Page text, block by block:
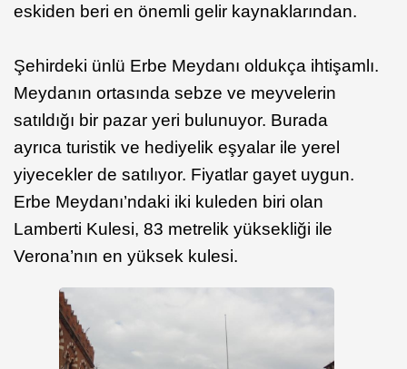
eskiden beri en önemli gelir kaynaklarından.
Şehirdeki ünlü Erbe Meydanı oldukça ihtişamlı.
Meydanın ortasında sebze ve meyvelerin
satıldığı bir pazar yeri bulunuyor. Burada
ayrıca turistik ve hediyelik eşyalar ile yerel
yiyecekler de satılıyor. Fiyatlar gayet uygun.
Erbe Meydanı’ndaki iki kuleden biri olan
Lamberti Kulesi, 83 metrelik yüksekliği ile
Verona’nın en yüksek kulesi.